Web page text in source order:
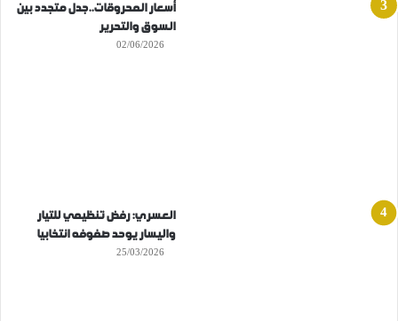
أسعار المحروقات..جدل متجدد بين
السوق والتحرير
02/06/2026
العسري: رفض تنظيمي للتيار
واليسار يوحد صفوفه انتخابيا
25/03/2026